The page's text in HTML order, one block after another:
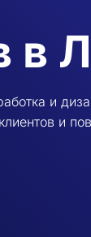
в
и
и